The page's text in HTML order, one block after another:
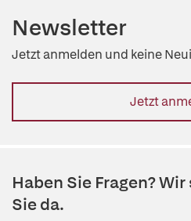
Newsletter
Jetzt anmelden und keine
Jetzt
Haben Sie Fragen?
Sie da.